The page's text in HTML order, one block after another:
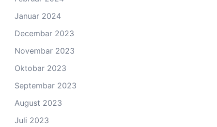
Januar 2024
Decembar 2023
Novembar 2023
Oktobar 2023
Septembar 2023
August 2023
Juli 2023